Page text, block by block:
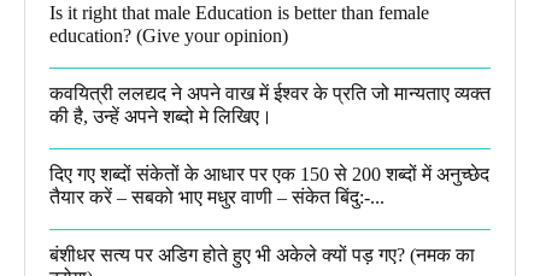
Is it right that male Education is better than female
education? (Give your opinion)
कवयित्री ललद्यद ने अपने वाख में ईश्वर के प्रति जो मान्यताए व्यक्त
की है, उन्हें अपने शब्दो मे लिखिए।
दिए गए शब्दों संकेतों के आधार पर एक 150 से 200 शब्दों में अनुच्छेद
तैयार करें – सबको भाए मधुर वाणी – संकेत बिंदु:-...
बंशीधर सत्य पर अडिग होते हुए भी अकेले क्यों पड़ गए? (नमक का